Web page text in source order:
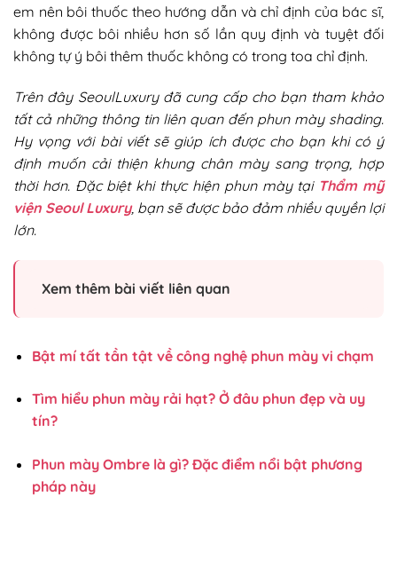
em nên bôi thuốc theo hướng dẫn và chỉ định của bác sĩ,
không được bôi nhiều hơn số lần quy định và tuyệt đối
không tự ý bôi thêm thuốc không có trong toa chỉ định.
Trên đây SeoulLuxury đã cung cấp cho bạn tham khảo
tất cả những thông tin liên quan đến phun mày shading.
Hy vọng với bài viết sẽ giúp ích được cho bạn khi có ý
định muốn cải thiện khung chân mày sang trọng, hợp
thời hơn. Đặc biệt khi thực hiện phun mày tại Thẩm mỹ
viện Seoul Luxury, bạn sẽ được bảo đảm nhiều quyền lợi
lớn.
Xem thêm bài viết liên quan
Bật mí tất tần tật về công nghệ phun mày vi chạm
Tìm hiểu phun mày rải hạt? Ở đâu phun đẹp và uy
tín?
Phun mày Ombre là gì? Đặc điểm nổi bật phương
pháp này